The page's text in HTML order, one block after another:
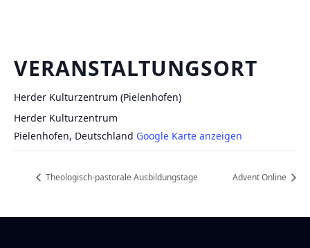
VERANSTALTUNGSORT
Herder Kulturzentrum (Pielenhofen)
Herder Kulturzentrum
Pielenhofen, Deutschland Google Karte anzeigen
Theologisch-pastorale Ausbildungstage Advent Online